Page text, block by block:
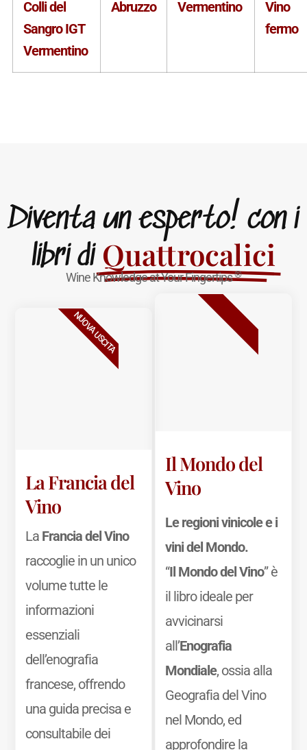
Colli del
Sangro IGT
Vermentino
Abruzzo Vermentino
Vino
fermo
Diventa un esperto! con i
libri di Quattrocalici
Wine Knowledge at Your Fingertips®
La Francia del
Vino
La Francia del Vino
raccoglie in un unico
volume tutte le
informazioni
essenziali
dell’enografia
francese, offrendo
una guida precisa e
consultabile dei
NUOVA USCITA
Il Mondo del
Vino
Le regioni vinicole e i
vini del Mondo.
“Il Mondo del Vino” è
il libro ideale per
avvicinarsi
all’Enografia
Mondiale, ossia alla
Geografia del Vino
nel Mondo, ed
approfondire la
BESTSELLER